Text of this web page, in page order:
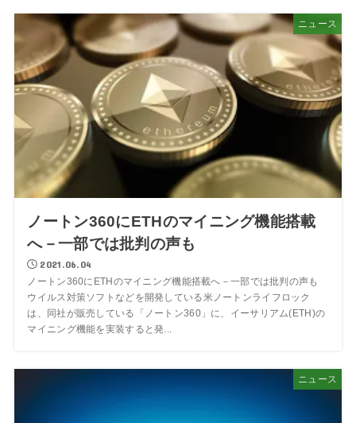
ニュース
ノートン360にETHのマイニング機能搭載
へ－一部では批判の声も
2021.06.04
ノートン360にETHのマイニング機能搭載へ－一部では批判の声も
ウイルス対策ソフトなどを開発している米ノートンライフロック
は、同社が販売している「ノートン360」に、イーサリアム(ETH)の
マイニング機能を実装すると発...
ニュース